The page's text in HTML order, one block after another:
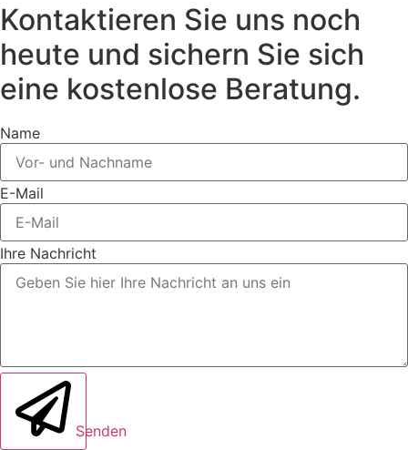
Kontaktieren Sie uns noch
heute und sichern Sie sich
eine kostenlose Beratung.
Name
E-Mail
Ihre Nachricht
Senden